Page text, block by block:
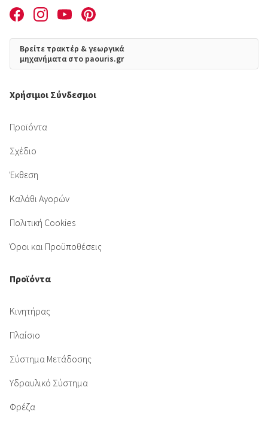
Βρείτε τρακτέρ & γεωργικά
μηχανήματα στο paouris.gr
Χρήσιμοι Σύνδεσμοι
Προϊόντα
Σχέδιο
Έκθεση
Καλάθι Αγορών
Πολιτική Cookies
Όροι και Προϋποθέσεις
Προϊόντα
Κινητήρας
Πλαίσιο
Σύστημα Μετάδοσης
Υδραυλικό Σύστημα
Φρέζα